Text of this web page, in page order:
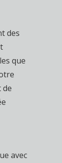
des
que
de
avec